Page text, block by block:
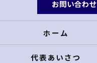
お問い合わせ
ホーム
代表あいさつ